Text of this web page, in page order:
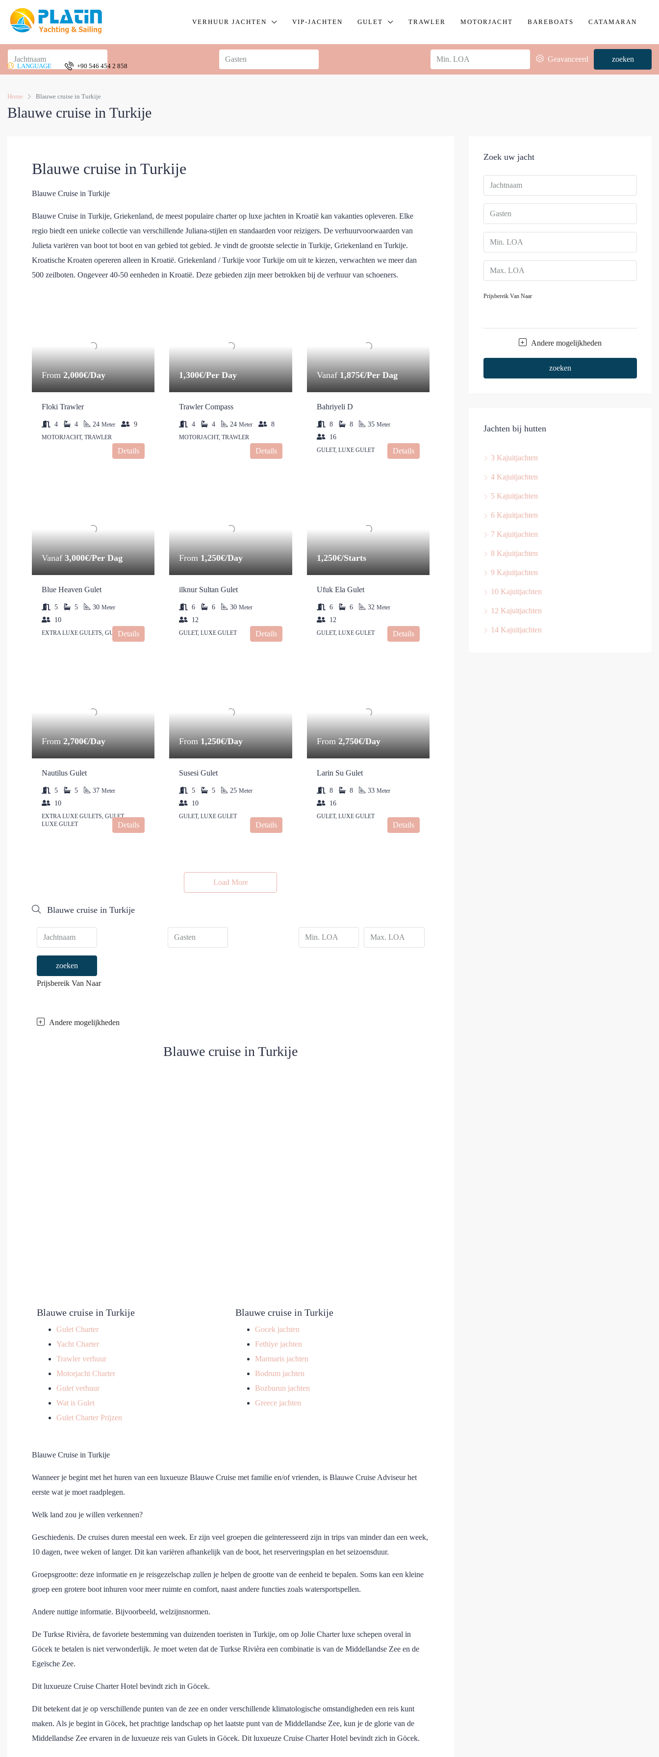
VERHUUR JACHTEN VIP-JACHTEN GULET TRAWLER MOTORJACHT BAREBOATS CATAMARAN
LANGUAGE +90 546 454 2 858
Geavanceerd zoeken
Home Blauwe cruise in Turkije
Blauwe cruise in Turkije
Blauwe cruise in Turkije
Blauwe Cruise in Turkije
Blauwe Cruise in Turkije, Griekenland, de meest populaire charter op luxe jachten in Kroatië kan vakanties opleveren. Elke
regio biedt een unieke collectie van verschillende Juliana-stijlen en standaarden voor reizigers. De verhuurvoorwaarden van
Julieta variëren van boot tot boot en van gebied tot gebied. Je vindt de grootste selectie in Turkije, Griekenland en Turkije.
Kroatische Kroaten opereren alleen in Kroatië. Griekenland / Turkije voor Turkije om uit te kiezen, verwachten we meer dan
500 zeilboten. Ongeveer 40-50 eenheden in Kroatië. Deze gebieden zijn meer betrokken bij de verhuur van schoeners.
From2,000€/Day
Floki Trawler
4 4 24 Meter 9
MOTORJACHT, TRAWLER
Details
1,300€/Per Day
Trawler Compass
4 4 24 Meter 8
MOTORJACHT, TRAWLER
Details
Vanaf1,875€/Per Dag
Bahriyeli D
8 8 35 Meter
16
GULET, LUXE GULET Details
Vanaf3,000€/Per Dag
Blue Heaven Gulet
5 5 30 Meter
10
EXTRA LUXE GULETS, GULETDetails
From1,250€/Day
ilknur Sultan Gulet
6 6 30 Meter
12
GULET, LUXE GULET Details
1,250€/Starts
Ufuk Ela Gulet
6 6 32 Meter
12
GULET, LUXE GULET Details
From2,700€/Day
Nautilus Gulet
5 5 37 Meter
10
EXTRA LUXE GULETS, GULET,
LUXE GULET
Details
From1,250€/Day
Susesi Gulet
5 5 25 Meter
10
GULET, LUXE GULET
Details
From2,750€/Day
Larin Su Gulet
8 8 33 Meter
16
GULET, LUXE GULET
Details
Load More
Blauwe cruise in Turkije
zoeken
Prijsbereik Van Naar
Andere mogelijkheden
Blauwe cruise in Turkije
Blauwe cruise in Turkije
Gulet Charter
Yacht Charter
Trawler verhuur
Motorjacht Charter
Gulet verhuur
Wat is Gulet
Gulet Charter Prijzen
Blauwe cruise in Turkije
Gocek jachten
Fethiye jachten
Marmaris jachten
Bodrum jachten
Bozburun jachten
Greece jachten
Blauwe Cruise in Turkije
Wanneer je begint met het huren van een luxueuze Blauwe Cruise met familie en/of vrienden, is Blauwe Cruise Adviseur het
eerste wat je moet raadplegen.
Welk land zou je willen verkennen?
Geschiedenis. De cruises duren meestal een week. Er zijn veel groepen die geïnteresseerd zijn in trips van minder dan een week,
10 dagen, twee weken of langer. Dit kan variëren afhankelijk van de boot, het reserveringsplan en het seizoensduur.
Groepsgrootte: deze informatie en je reisgezelschap zullen je helpen de grootte van de eenheid te bepalen. Soms kan een kleine
groep een grotere boot inhuren voor meer ruimte en comfort, naast andere functies zoals watersportspellen.
Andere nuttige informatie. Bijvoorbeeld, welzijnsnormen.
De Turkse Rivièra, de favoriete bestemming van duizenden toeristen in Turkije, om op Jolie Charter luxe schepen overal in
Göcek te betalen is niet verwonderlijk. Je moet weten dat de Turkse Rivièra een combinatie is van de Middellandse Zee en de
Egeïsche Zee.
Dit luxueuze Cruise Charter Hotel bevindt zich in Göcek.
Dit betekent dat je op verschillende punten van de zee en onder verschillende klimatologische omstandigheden een reis kunt
maken. Als je begint in Göcek, het prachtige landschap op het laatste punt van de Middellandse Zee, kun je de glorie van de
Middellandse Zee ervaren in de luxueuze reis van Gulets in Göcek. Dit luxueuze Cruise Charter Hotel bevindt zich in Göcek.
Zoek uw jacht
PrijsbereikVan Naar
Andere mogelijkheden
zoeken
Jachten bij hutten
3 Kajuitjachten
4 Kajuitjachten
5 Kajuitjachten
6 Kajuitjachten
7 Kajuitjachten
8 Kajuitjachten
9 Kajuitjachten
10 Kajuitjachten
12 Kajuitjachten
14 Kajuitjachten